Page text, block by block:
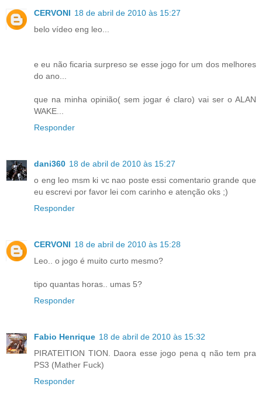
CERVONI 18 de abril de 2010 às 15:27
belo vídeo eng leo...
e eu não ficaria surpreso se esse jogo for um dos melhores
do ano...
que na minha opinião( sem jogar é claro) vai ser o ALAN
WAKE...
Responder
dani360 18 de abril de 2010 às 15:27
o eng leo msm ki vc nao poste essi comentario grande que
eu escrevi por favor lei com carinho e atenção oks ;)
Responder
CERVONI 18 de abril de 2010 às 15:28
Leo.. o jogo é muito curto mesmo?
tipo quantas horas.. umas 5?
Responder
Fabio Henrique 18 de abril de 2010 às 15:32
PIRATEITION TION. Daora esse jogo pena q não tem pra
PS3 (Mather Fuck)
Responder